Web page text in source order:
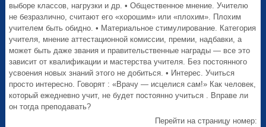
выборе классов, нагрузки и др. • Общественное мнение. Учителю
не безразлично, считают его «хорошим» или «плохим». Плохим
учителем быть обидно. • Материальное стимулирование. Категория
учителя, мнение аттестационной комиссии, премии, надбавки, а
может быть даже звания и правительственные награды — все это
зависит от квалификации и мастерства учителя. Без постоянного
усвоения новых знаний этого не добиться. • Интерес. Учиться
просто интересно. Говорят : «Врачу — исцелися сам!» Как человек,
который ежедневно учит, не будет постоянно учиться . Вправе ли
он тогда преподавать?
Перейти на страницу номер: